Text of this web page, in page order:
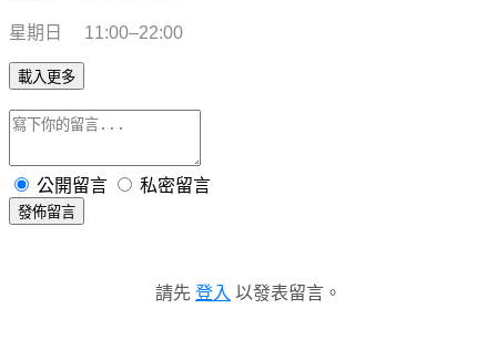
星期日 11:00–22:00
載入更多
公開留言 私密留言
發佈留言
請先 登入 以發表留言。